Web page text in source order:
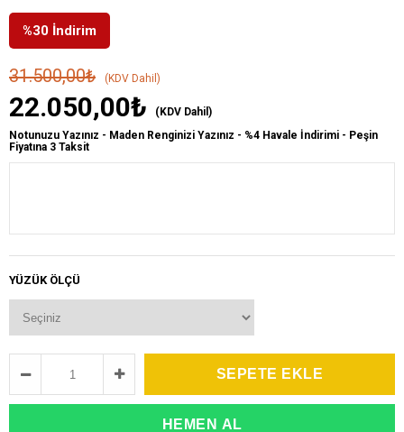
%30 İndirim
31.500,00₺ (KDV Dahil)
22.050,00₺
(KDV Dahil)
Notunuzu Yazınız - Maden Renginizi Yazınız - %4 Havale İndirimi - Peşin
Fiyatına 3 Taksit
YÜZÜK ÖLÇÜ